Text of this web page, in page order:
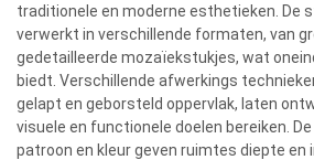
traditionele en moderne esthetieken. De
verwerkt in verschillende formaten, van
gedetailleerde mozaïekstukjes, wat
biedt. Verschillende afwerkings
gelapt en geborsteld oppervlak, laten
visuele en functionele doelen bereiken.
patroon en kleur geven ruimtes diepte en